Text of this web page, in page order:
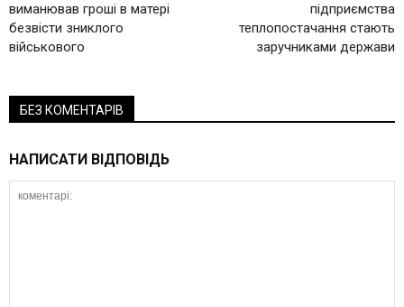
виманював гроші в матері
безвісти зниклого
військового
підприємства
теплопостачання стають
заручниками держави
БЕЗ КОМЕНТАРІВ
НАПИСАТИ ВІДПОВІДЬ